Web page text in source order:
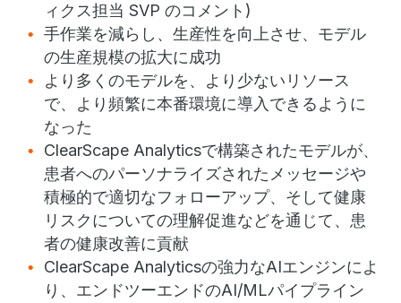
ィクス担当 SVP のコメント)
手作業を減らし、生産性を向上させ、モデル
の生産規模の拡大に成功
より多くのモデルを、より少ないリソース
で、より頻繁に本番環境に導入できるように
なった
ClearScape Analyticsで構築されたモデルが、
患者へのパーソナライズされたメッセージや
積極的で適切なフォローアップ、そして健康
リスクについての理解促進などを通じて、患
者の健康改善に貢献
ClearScape Analyticsの強力なAIエンジンによ
り、エンドツーエンドのAI/MLパイプライン